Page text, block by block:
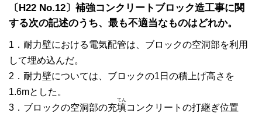
〔H22 No.12〕補強コンクリートブロック造工事に関
する次の記述のうち、最も不適当なものはどれか。
1．耐力壁における電気配管は、ブロックの空洞部を利用
して埋め込んだ。
2．耐力壁については、ブロックの1日の積上げ高さを
1.6mとした。
3．ブロックの空洞部の充填
てん
コンクリートの打継ぎ位置